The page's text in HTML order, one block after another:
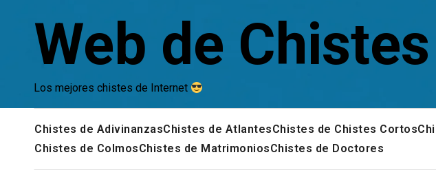
contenidoWeb de Chistes
Los mejores chistes de Internet
Chistes de AdivinanzasChistes de AtlantesChistes de Chistes Cortos
Chistes de ColmosChistes de MatrimoniosChistes de Doctores